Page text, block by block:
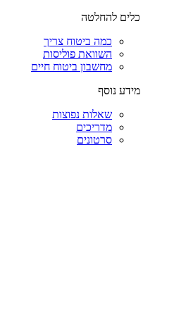
כלים להחלטה
כמה ביטוח צריך
השוואת פוליסות
מחשבון ביטוח חיים
מידע נוסף
שאלות נפוצות
מדריכים
סרטונים